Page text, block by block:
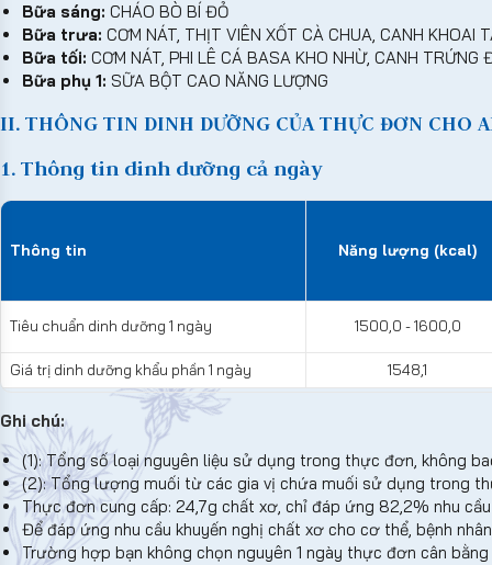
Bữa sáng: CHÁO BÒ BÍ ĐỎ
Bữa trưa: CƠM NÁT, THỊT VIÊN XỐT CÀ CHUA, CANH KHOAI
Bữa tối: CƠM NÁT, PHI LÊ CÁ BASA KHO NHỪ, CANH TRỨNG
Bữa phụ 1: SỮA BỘT CAO NĂNG LƯỢNG
II. THÔNG TIN DINH DƯỠNG CỦA THỰC ĐƠN CHO
1. Thông tin dinh dưỡng cả ngày
Thông tin Năng lượng (kcal)
Tiêu chuẩn dinh dưỡng 1 ngày 1500,0 - 1600,0
Giá trị dinh dưỡng khẩu phần 1 ngày 1548,1
Ghi chú:
(1): Tổng số loại nguyên liệu sử dụng trong thực đơn, không
(2): Tổng lượng muối từ các gia vị chứa muối sử dụng trong
Thực đơn cung cấp: 24,7g chất xơ, chỉ đáp ứng 82,2% nhu
Để đáp ứng nhu cầu khuyến nghị chất xơ cho cơ thể, bệnh
Trường hợp bạn không chọn nguyên 1 ngày thực đơn cân